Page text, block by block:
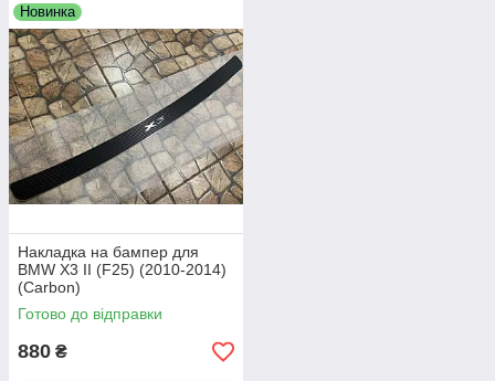
Новинка
Накладка на бампер для
BMW X3 II (F25) (2010-2014)
(Carbon)
Готово до відправки
880 ₴